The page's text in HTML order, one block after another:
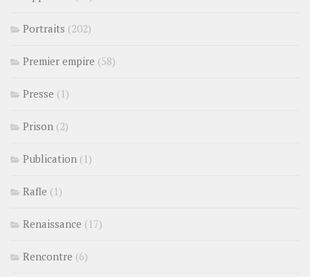
Portraits (202)
Premier empire (58)
Presse (1)
Prison (2)
Publication (1)
Rafle (1)
Renaissance (17)
Rencontre (6)